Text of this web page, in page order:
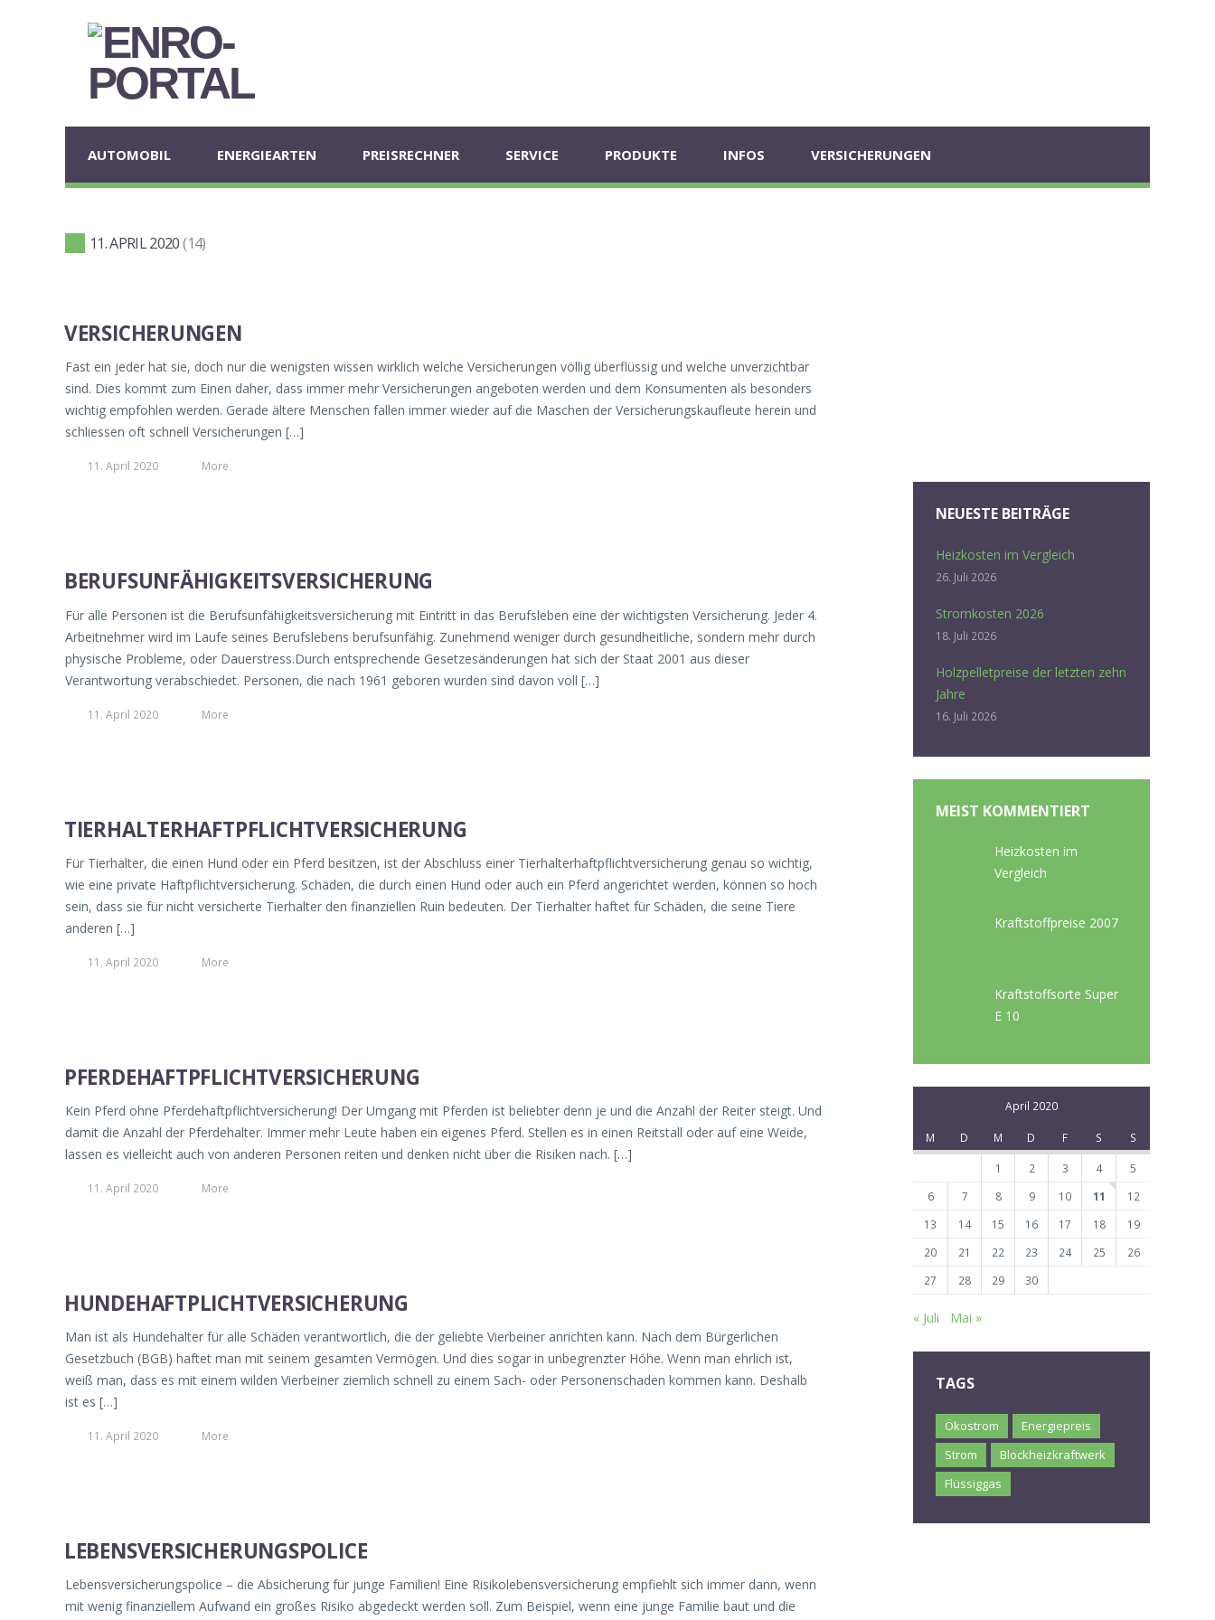
AUTOMOBIL ENERGIEARTEN PREISRECHNER SERVICE PRODUKTE INFOS VERSICHERUNGEN
11. APRIL 2020 14
VERSICHERUNGEN
Fast ein jeder hat sie, doch nur die wenigsten wissen wirklich welche Versicherungen völlig überflüssig und welche unverzichtbar
sind. Dies kommt zum Einen daher, dass immer mehr Versicherungen angeboten werden und dem Konsumenten als besonders
wichtig empfohlen werden. Gerade ältere Menschen fallen immer wieder auf die Maschen der Versicherungskaufleute herein und
schliessen oft schnell Versicherungen […]
11. April 2020 More
BERUFSUNFÄHIGKEITSVERSICHERUNG
Für alle Personen ist die Berufsunfähigkeitsversicherung mit Eintritt in das Berufsleben eine der wichtigsten Versicherung. Jeder 4.
Arbeitnehmer wird im Laufe seines Berufslebens berufsunfähig. Zunehmend weniger durch gesundheitliche, sondern mehr durch
physische Probleme, oder Dauerstress.Durch entsprechende Gesetzesänderungen hat sich der Staat 2001 aus dieser
Verantwortung verabschiedet. Personen, die nach 1961 geboren wurden sind davon voll […]
11. April 2020 More
TIERHALTERHAFTPFLICHTVERSICHERUNG
Für Tierhalter, die einen Hund oder ein Pferd besitzen, ist der Abschluss einer Tierhalterhaftpflichtversicherung genau so wichtig,
wie eine private Haftpflichtversicherung. Schäden, die durch einen Hund oder auch ein Pferd angerichtet werden, können so hoch
sein, dass sie für nicht versicherte Tierhalter den finanziellen Ruin bedeuten. Der Tierhalter haftet für Schäden, die seine Tiere
anderen […]
11. April 2020 More
PFERDEHAFTPFLICHTVERSICHERUNG
Kein Pferd ohne Pferdehaftpflichtversicherung! Der Umgang mit Pferden ist beliebter denn je und die Anzahl der Reiter steigt. Und
damit die Anzahl der Pferdehalter. Immer mehr Leute haben ein eigenes Pferd. Stellen es in einen Reitstall oder auf eine Weide,
lassen es vielleicht auch von anderen Personen reiten und denken nicht über die Risiken nach. […]
11. April 2020 More
HUNDEHAFTPLICHTVERSICHERUNG
Man ist als Hundehalter für alle Schäden verantwortlich, die der geliebte Vierbeiner anrichten kann. Nach dem Bürgerlichen
Gesetzbuch (BGB) haftet man mit seinem gesamten Vermögen. Und dies sogar in unbegrenzter Höhe. Wenn man ehrlich ist,
weiß man, dass es mit einem wilden Vierbeiner ziemlich schnell zu einem Sach- oder Personenschaden kommen kann. Deshalb
ist es […]
11. April 2020 More
LEBENSVERSICHERUNGSPOLICE
Lebensversicherungspolice – die Absicherung für junge Familien! Eine Risikolebensversicherung empfiehlt sich immer dann, wenn
mit wenig finanziellem Aufwand ein großes Risiko abgedeckt werden soll. Zum Beispiel, wenn eine junge Familie baut und die
NEUESTE BEITRÄGE
Heizkosten im Vergleich
26. Juli 2026
Stromkosten 2026
18. Juli 2026
Holzpelletpreise der letzten zehn
Jahre
16. Juli 2026
MEIST KOMMENTIERT
Heizkosten im
Vergleich
Kraftstoffpreise 2007
Kraftstoffsorte Super
E 10
April 2020
M D M D F S S
1 2 3 4
5
6
7 8 9 10 11
12
13
14 15 16 17 18
19
20
21 22 23 24 25
26
27
28 29 30
« Juli Mai »
TAGS
Ökostrom
Energiepreis
Strom
Blockheizkraftwerk
Flüssiggas